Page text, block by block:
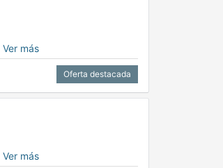
Ver más
Oferta destacada
Ver más